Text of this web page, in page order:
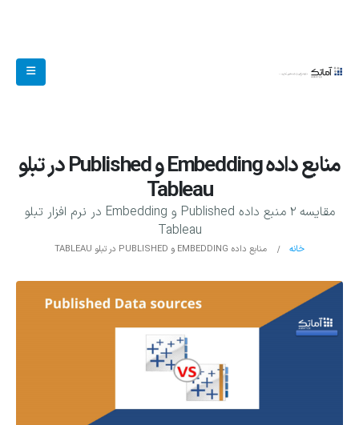
منابع داده Embedding و Published در تبلو
Tableau
مقایسه 2 منبع داده Published و Embedding در نرم افزار تبلو
Tableau
خانه منابع داده EMBEDDING و PUBLISHED در تبلو TABLEAU